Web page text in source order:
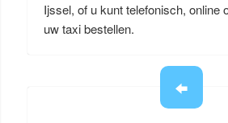
Ijssel, of u kunt telefonisch, online
uw taxi bestellen.